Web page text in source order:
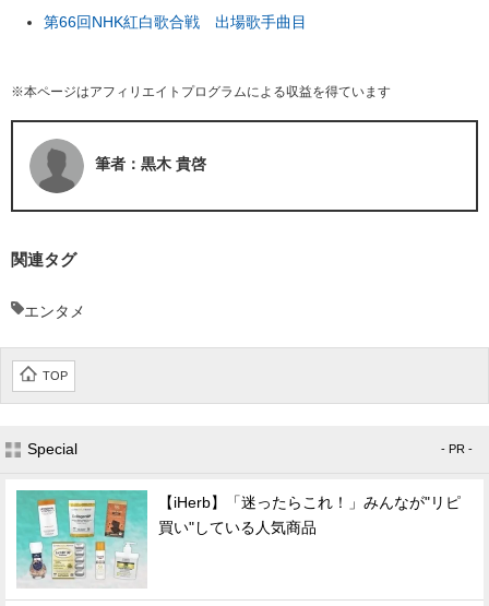
第66回NHK紅白歌合戦 出場歌手曲目
※本ページはアフィリエイトプログラムによる収益を得ています
筆者：黒木 貴啓
関連タグ
エンタメ
TOP
Special - PR -
【iHerb】「迷ったらこれ！」みんなが"リピ
買い"している人気商品